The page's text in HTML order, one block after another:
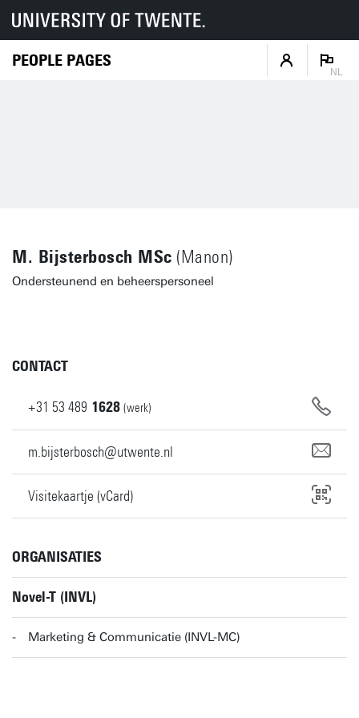
PEOPLE PAGES
NL
M. Bijsterbosch MSc (Manon)
Ondersteunend en beheerspersoneel
CONTACT
+31 53 489 1628 (werk)
m.bijsterbosch@utwente.nl
Visitekaartje (vCard)
ORGANISATIES
Novel-T (INVL)
Marketing & Communicatie (INVL-MC)